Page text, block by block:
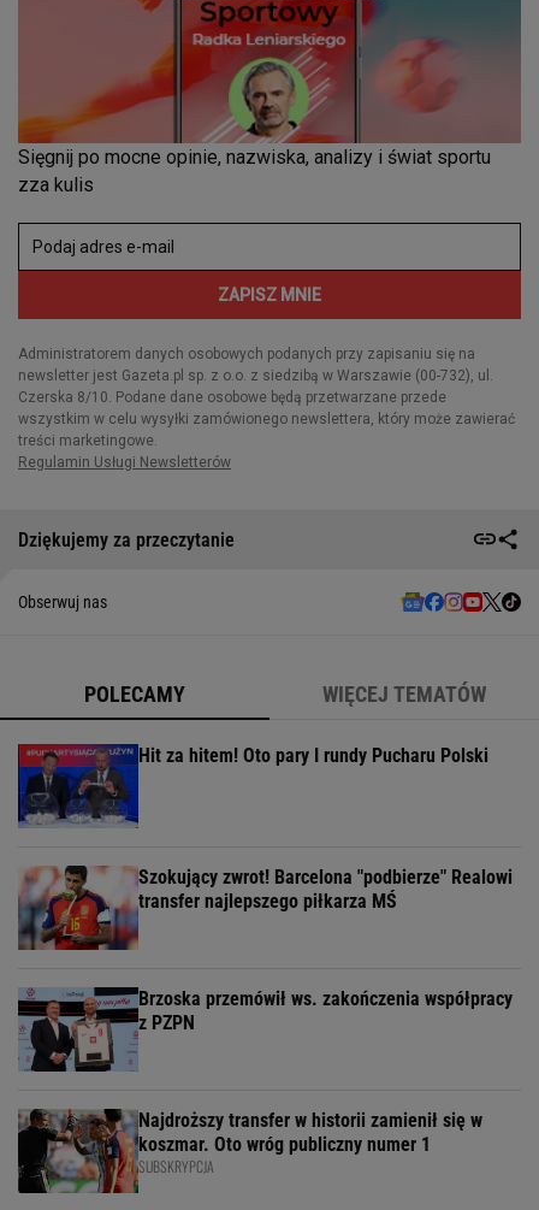
Dziękujemy za przeczytanie
Obserwuj nas
POLECAMY WIĘCEJ TEMATÓW
Hit za hitem! Oto pary I rundy Pucharu Polski
Szokujący zwrot! Barcelona "podbierze" Realowi
transfer najlepszego piłkarza MŚ
Brzoska przemówił ws. zakończenia współpracy
z PZPN
Najdroższy transfer w historii zamienił się w
koszmar. Oto wróg publiczny numer 1
SUBSKRYPCJA